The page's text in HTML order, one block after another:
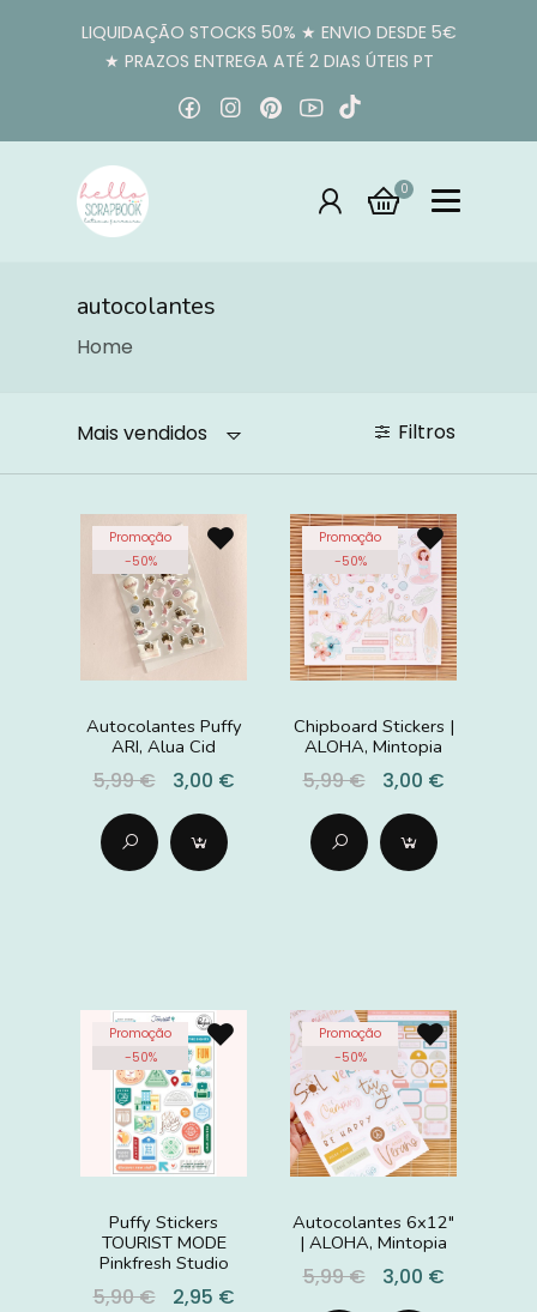
LIQUIDAÇÃO STOCKS 50% ★ ENVIO DESDE 5€
★ PRAZOS ENTREGA ATÉ 2 DIAS ÚTEIS PT
0
autocolantes
Home
Mais vendidos Filtros
Promoção
-50%
Autocolantes Puffy
ARI, Alua Cid
5,99 € 3,00 €
Promoção
-50%
Chipboard Stickers |
ALOHA, Mintopia
5,99 € 3,00 €
Promoção
-50%
Puffy Stickers
TOURIST MODE
Pinkfresh Studio
5,90 € 2,95 €
Promoção
-50%
Autocolantes 6x12"
| ALOHA, Mintopia
5,99 € 3,00 €